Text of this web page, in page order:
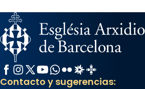
Facebook
Instagram
X / Twitter
YouTube
WhatsApp
FlickrRadio Estel
Catalunya
Contacto y sugerencias: